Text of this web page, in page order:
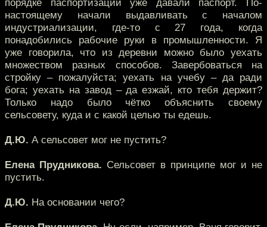
порядке паспортизации уже давали паспорт. По-
настоящему начали выдавливать с началом
индустриализации, где-то с 27 года, когда
понадобились рабочие руки в промышленности. Я
уже говорила, что из деревни можно было уехать
множеством разных способов. Завербоваться на
стройку – пожалуйста; уехать на учебу – да ради
бога; уехать на завод – да езжай, кто тебя держит?
Только надо было чётко объяснить своему
сельсовету, куда и с какой целью ты едешь.
Д.Ю. А сельсовет мог не пустить?
Елена Прудникова. Сельсовет в принципе мог и не
пустить.
Д.Ю. На основании чего?